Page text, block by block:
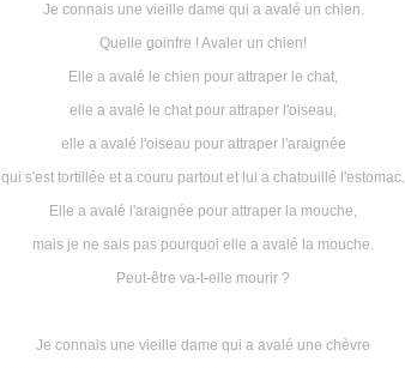
Je connais une vieille dame qui a avalé un chien.
Quelle goinfre ! Avaler un chien!
Elle a avalé le chien pour attraper le chat,
elle a avalé le chat pour attraper l'oiseau,
elle a avalé l'oiseau pour attraper l'araignée
qui s'est tortillée et a couru partout et lui a chatouillé l'estomac.
Elle a avalé l'araignée pour attraper la mouche,
mais je ne sais pas pourquoi elle a avalé la mouche.
Peut-être va-t-elle mourir ?
Je connais une vieille dame qui a avalé une chèvre